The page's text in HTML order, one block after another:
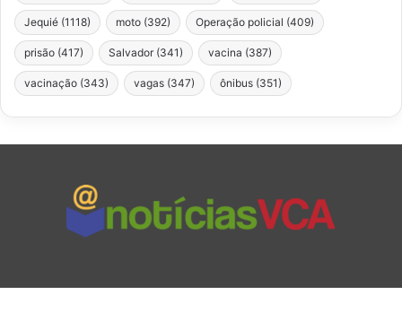
Jequié (1118) moto (392) Operação policial (409)
prisão (417) Salvador (341) vacina (387)
vacinação (343) vagas (347) ônibus (351)